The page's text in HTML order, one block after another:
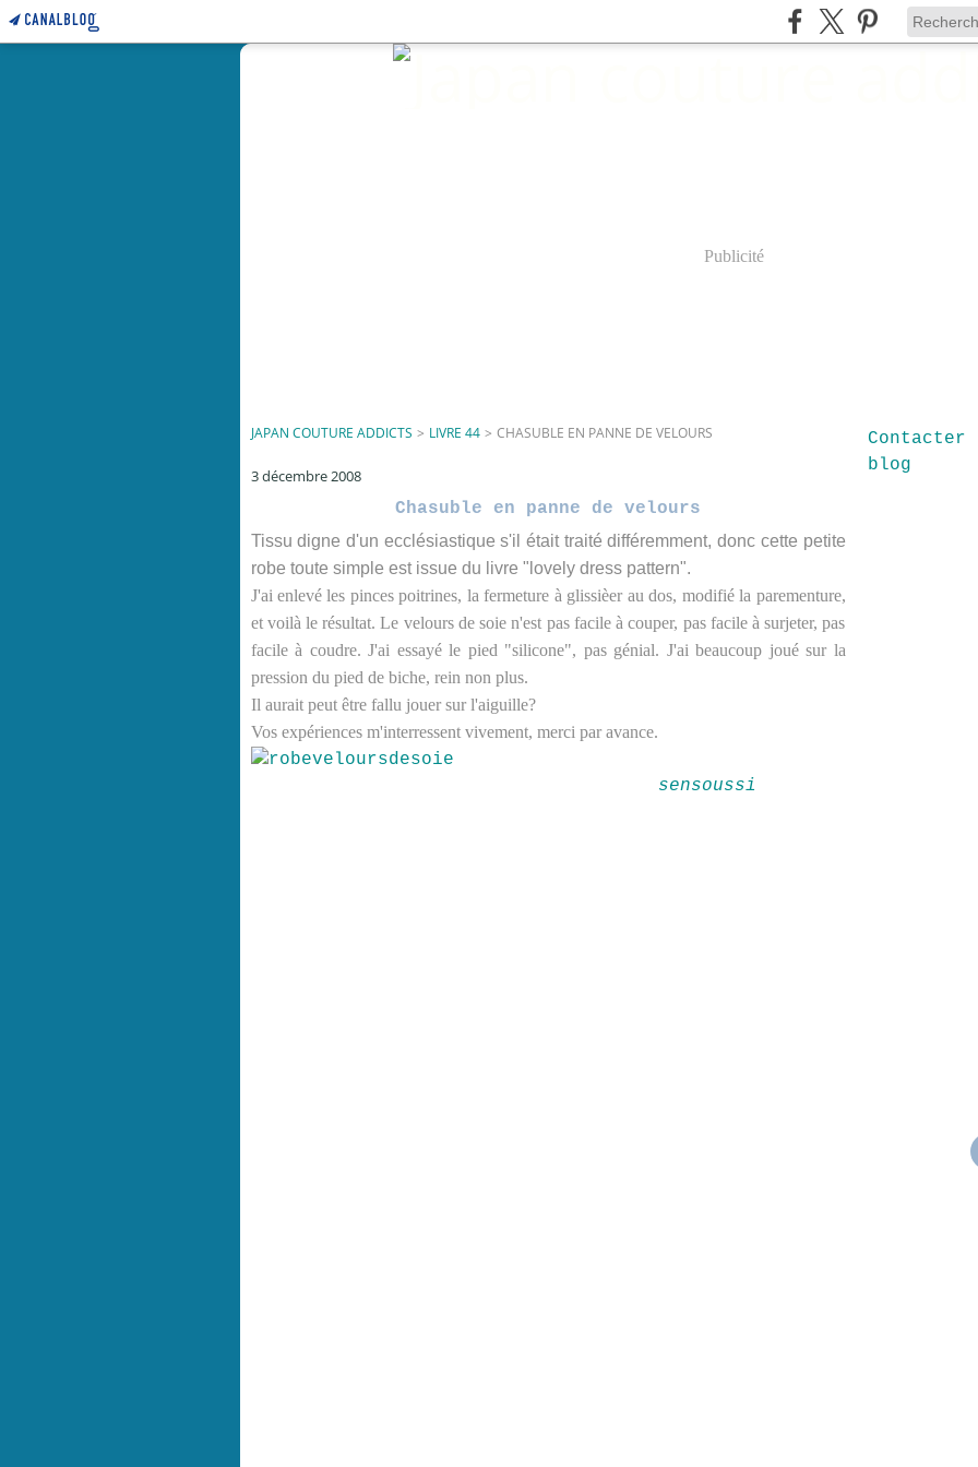
Publicité
JAPAN COUTURE ADDICTS > LIVRE 44 > CHASUBLE EN PANNE DE VELOURS
3 décembre 2008
Chasuble en panne de velours
Tissu digne d'un ecclésiastique s'il était traité différemment, donc cette petite
robe toute simple est issue du livre "lovely dress pattern".
J'ai enlevé les pinces poitrines, la fermeture à glissièer au dos, modifié la parementure,
et voilà le résultat. Le velours de soie n'est pas facile à couper, pas facile à surjeter, pas
facile à coudre. J'ai essayé le pied "silicone", pas génial. J'ai beaucoup joué sur la
pression du pied de biche, rein non plus.
Il aurait peut être fallu jouer sur l'aiguille?
Vos expériences m'interressent vivement, merci par avance.
sensoussi
blog